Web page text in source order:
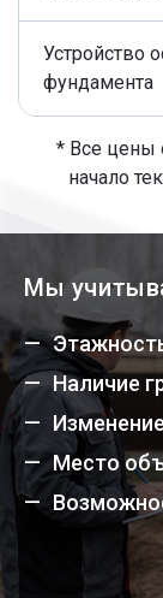
Устройство
фундамента
* Все цены
начало
Мы
Наличие
Место